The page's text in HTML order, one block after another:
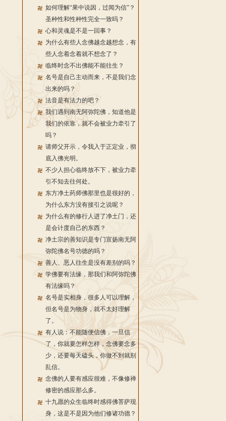
如何理解“果中说因，过闻为信”？
圣种性和性种性完全一致吗？
心和灵魂是不是一回事？
为什么有些人念佛越念越想念，有
些人念着念着就不想念了？
临终时念不出佛能不能往生？
名号是自己主动而来，不是我们念
出来的吗？
法音是有法力的吧？
我们遇到南无阿弥陀佛，知道他是
我们的依靠，就不会被业力牵引了
吗？
请师父开示，令我入于正定业，彻
底入佛光明。
不少人担心临终放不下，被业力牵
引不知去往何处。
东方净土药师佛那里也是很好的，
为什么东方没有接引之说呢？
为什么有的修行人进了净土门，还
是会计度自己的东西？
净土宗的善知识是专门宣扬南无阿
弥陀佛名号功德的吗？
善人、恶人往生是没有差别的吗？
学佛要有法缘，那我们和阿弥陀佛
有法缘吗？
名号是实相身，很多人可以理解，
但名号是为物身，就不太好理解
了。
有人说：不能随便信佛，一旦信
了，你就要怎样怎样，念佛要念多
少，还要每天磕头，你做不到就别
乱信。
念佛的人要有感应很难，不像修禅
修密的感应那么多。
十九愿的众生临终时感得佛菩萨现
身，这是不是因为他们修诸功德？